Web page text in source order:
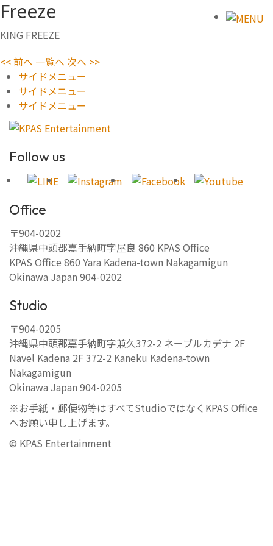
Freeze
KING FREEZE
<< 前へ 一覧へ 次へ >>
サイドメニュー
サイドメニュー
サイドメニュー
Follow us
Office
〒904-0202
沖縄県中頭郡嘉手納町字屋良 860 KPAS Office
KPAS Office 860 Yara Kadena-town Nakagamigun
Okinawa Japan 904-0202
Studio
〒904-0205
沖縄県中頭郡嘉手納町字兼久372-2 ネーブルカデナ 2F
Navel Kadena 2F 372-2 Kaneku Kadena-town
Nakagamigun
Okinawa Japan 904-0205
※お手紙・郵便物等はすべてStudioではなくKPAS Office
へお願い申し上げます。
© KPAS Entertainment